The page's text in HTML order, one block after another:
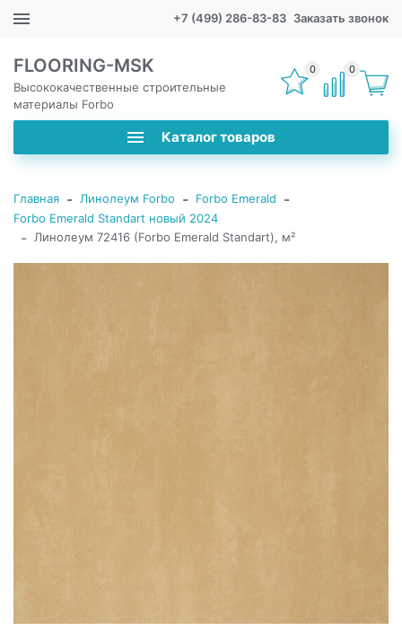
+7 (499) 286-83-83 Заказать звонок
FLOORING-MSK
Высококачественные строительные
материалы Forbo
Каталог товаров
0 0
Главная - Линолеум Forbo - Forbo Emerald -
Forbo Emerald Standart новый 2024
- Линолеум 72416 (Forbo Emerald Standart), м²